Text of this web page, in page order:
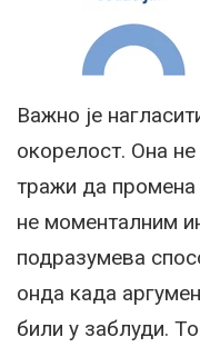
Важно је
окорелост. Она
тражи да
не моменталним
подразумева
онда када
били у заблуди.